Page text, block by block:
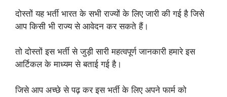
दोस्तों यह भर्ती भारत के सभी राज्यों के लिए जारी की गई है जिसे
आप किसी भी राज्य से आवेदन कर सकते हैं।
तो दोस्तों इस भर्ती से जुड़ी सारी महत्वपूर्ण जानकारी हमारे इस
आर्टिकल के माध्यम से बताई गई है।
जिसे आप अच्छे से पढ़ कर इस भर्ती के लिए अपने फार्म को